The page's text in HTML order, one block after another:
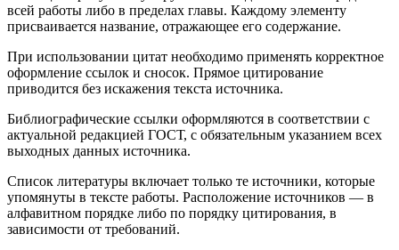
всей работы либо в пределах главы. Каждому элементу
присваивается название, отражающее его содержание.
При использовании цитат необходимо применять корректное
оформление ссылок и сносок. Прямое цитирование
приводится без искажения текста источника.
Библиографические ссылки оформляются в соответствии с
актуальной редакцией ГОСТ, с обязательным указанием всех
выходных данных источника.
Список литературы включает только те источники, которые
упомянуты в тексте работы. Расположение источников — в
алфавитном порядке либо по порядку цитирования, в
зависимости от требований.